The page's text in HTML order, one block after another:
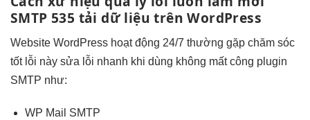
SMTP 535 tải dữ liệu trên WordPress
Website WordPress hoạt động 24/7 thường gặp chăm sóc
tốtlỗi này sửa lỗi nhanh khi dùng không mất công plugin
SMTP như:
WP Mail SMTP